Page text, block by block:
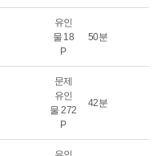
유인
물 18
P
50분
문제
유인
물 272
P
42분